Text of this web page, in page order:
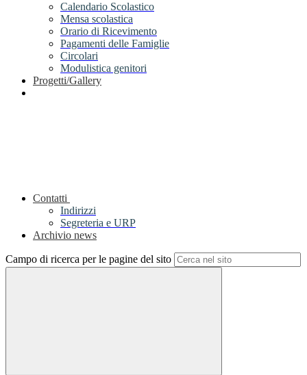
Calendario Scolastico
Mensa scolastica
Orario di Ricevimento
Pagamenti delle Famiglie
Circolari
Modulistica genitori
Progetti/Gallery
Contatti
Indirizzi
Segreteria e URP
Archivio news
Campo di ricerca per le pagine del sito